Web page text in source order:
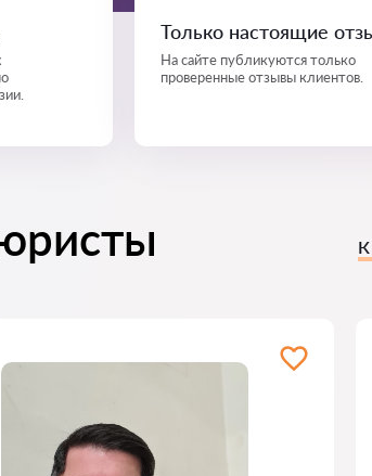
Только настоящие
На сайте публикуются только
проверенные отзывы клиентов.
К